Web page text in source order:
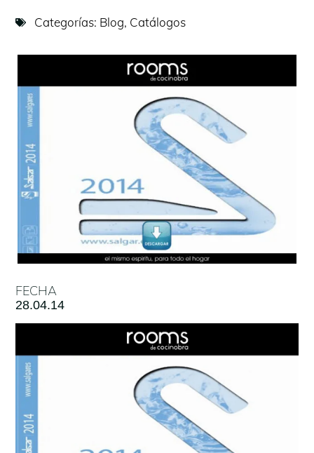
Categorías: Blog, Catálogos
FECHA
28.04.14